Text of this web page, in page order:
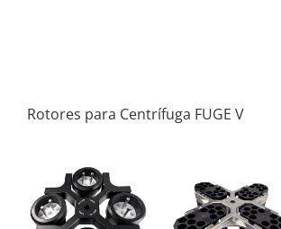
Rotores para Centrífuga FUGE V